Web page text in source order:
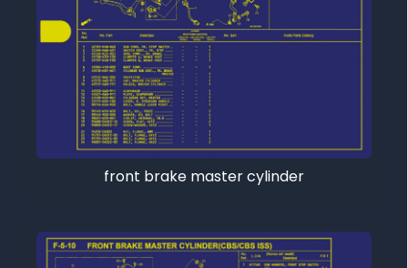
front brake master cylinder